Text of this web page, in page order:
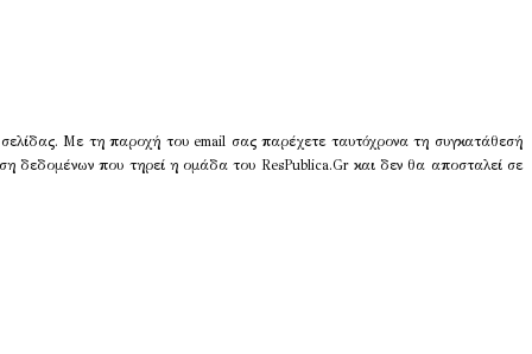
Με τη παροχή του email σας παρέχετε ταυτόχρονα τη συγκατάθεσή
δεδομένων που τηρεί η ομάδα του ResPublica.Gr και δεν θα αποσταλεί σε